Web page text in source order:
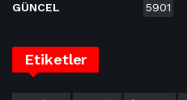
GÜNCEL 5901
Etiketler